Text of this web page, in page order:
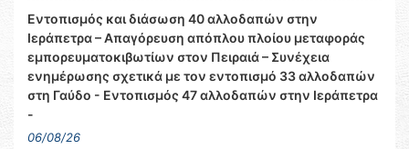
Εντοπισμός και διάσωση 40 αλλοδαπών στην
Ιεράπετρα – Απαγόρευση απόπλου πλοίου μεταφοράς
εμπορευματοκιβωτίων στον Πειραιά – Συνέχεια
ενημέρωσης σχετικά με τον εντοπισμό 33 αλλοδαπών
στη Γαύδο - Εντοπισμός 47 αλλοδαπών στην Ιεράπετρα
-
06/08/26